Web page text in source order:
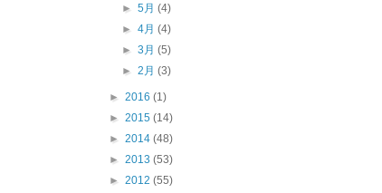
►5月(4)
►4月(4)
►3月(5)
►2月(3)
► 2016 (1)
► 2015 (14)
► 2014 (48)
► 2013 (53)
► 2012 (55)